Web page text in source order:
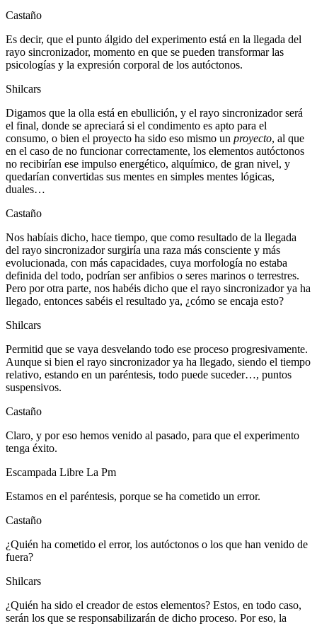
Castaño
Es decir, que el punto álgido del experimento está en la llegada del
rayo sincronizador, momento en que se pueden transformar las
psicologías y la expresión corporal de los autóctonos.
Shilcars
Digamos que la olla está en ebullición, y el rayo sincronizador será
el final, donde se apreciará si el condimento es apto para el
consumo, o bien el proyecto ha sido eso mismo un proyecto, al que
en el caso de no funcionar correctamente, los elementos autóctonos
no recibirían ese impulso energético, alquímico, de gran nivel, y
quedarían convertidas sus mentes en simples mentes lógicas,
duales…
Castaño
Nos habíais dicho, hace tiempo, que como resultado de la llegada
del rayo sincronizador surgiría una raza más consciente y más
evolucionada, con más capacidades, cuya morfología no estaba
definida del todo, podrían ser anfibios o seres marinos o terrestres.
Pero por otra parte, nos habéis dicho que el rayo sincronizador ya ha
llegado, entonces sabéis el resultado ya, ¿cómo se encaja esto?
Shilcars
Permitid que se vaya desvelando todo ese proceso progresivamente.
Aunque si bien el rayo sincronizador ya ha llegado, siendo el tiempo
relativo, estando en un paréntesis, todo puede suceder…, puntos
suspensivos.
Castaño
Claro, y por eso hemos venido al pasado, para que el experimento
tenga éxito.
Escampada Libre La Pm
Estamos en el paréntesis, porque se ha cometido un error.
Castaño
¿Quién ha cometido el error, los autóctonos o los que han venido de
fuera?
Shilcars
¿Quién ha sido el creador de estos elementos? Estos, en todo caso,
serán los que se responsabilizarán de dicho proceso. Por eso, la